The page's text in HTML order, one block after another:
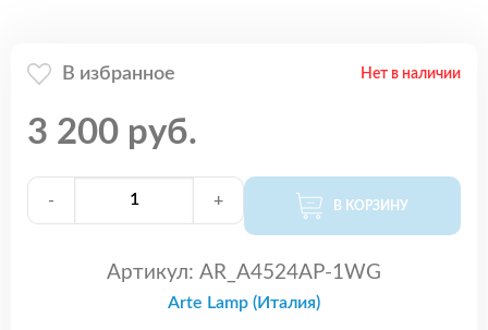
В избранное Нет в наличии
3 200 руб.
- + В КОРЗИНУ
Артикул: AR_A4524AP-1WG
Arte Lamp (Италия)